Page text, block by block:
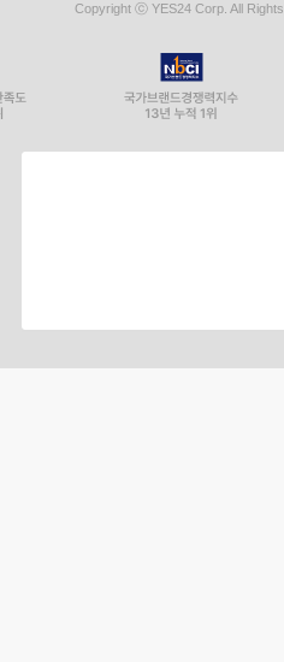
Copyright ⓒ YES24 Corp. All